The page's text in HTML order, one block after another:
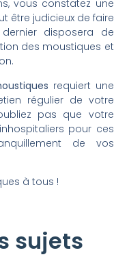
vous constatez une
être judicieux de faire
disposera de
des moustiques et
requiert une
régulier de votre
pas que votre
pour ces
de vos
à tous !
sujets